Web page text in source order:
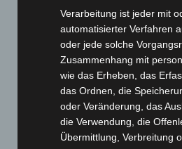
Cashback-
Händler
Verarbeitung ist jeder mit
automatisierter Verfahren
oder jede solche
Zusammenhang mit
wie das Erheben, das
das Ordnen, die
oder Veränderung, das
die Verwendung, die
Übermittlung, Verbreitung